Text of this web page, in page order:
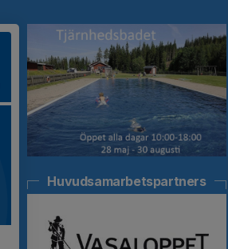
Huvudsamarbetspartners